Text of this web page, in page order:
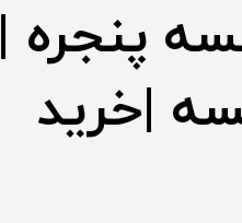
پنجره |
|خرید